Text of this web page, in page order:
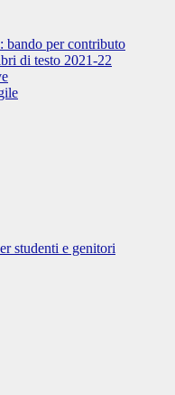
bando per contributo
di testo 2021-22
studenti e genitori